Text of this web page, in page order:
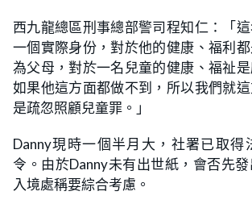
西九龍總區刑事總部警司程知仁：「
一個實際身份，對於他的健康、福利
為父母，對於一名兒童的健康、福祉是
如果他這方面都做不到，所以我們就
是疏忽照顧兒童罪。」
Danny現時一個半月大，社署已取得
令。由於Danny未有出世紙，會否先發
入境處稱要綜合考慮。